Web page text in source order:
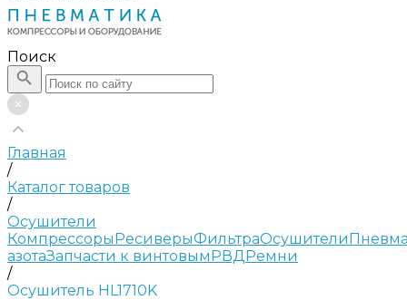
Поиск
Главная
/
Каталог товаров
/
Осушители
КомпрессорыРесиверыФильтраОсушители
азотаЗапчасти к винтовымРВДРемни
/
Осушитель HL1710K